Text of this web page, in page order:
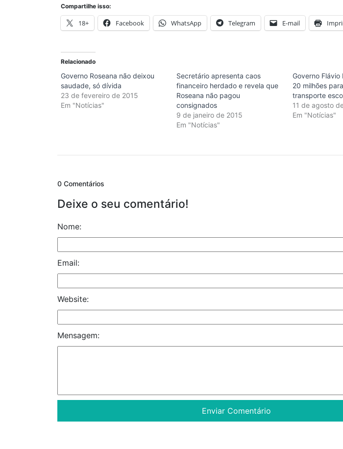
Compartilhe isso:
18+ Facebook WhatsApp Telegram E-mail
Relacionado
Governo Roseana não deixou
saudade, só dívida
23 de fevereiro de 2015
Em "Notícias"
Secretário apresenta caos
financeiro herdado e revela que
Roseana não pagou
consignados
9 de janeiro de 2015
Em "Notícias"
Governo Flávio
20 milhões
transporte
11 de agosto
Em "Notícias"
0 Comentários
Deixe o seu comentário!
Nome:
Email:
Website:
Mensagem: